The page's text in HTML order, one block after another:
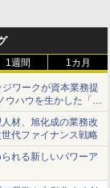
1週間 1カ月
ワークが資本業務提
ウハウを生かした「AI
開へ
材、旭化成の業務改
代ファイナンス戦略
れる新しいパワーア